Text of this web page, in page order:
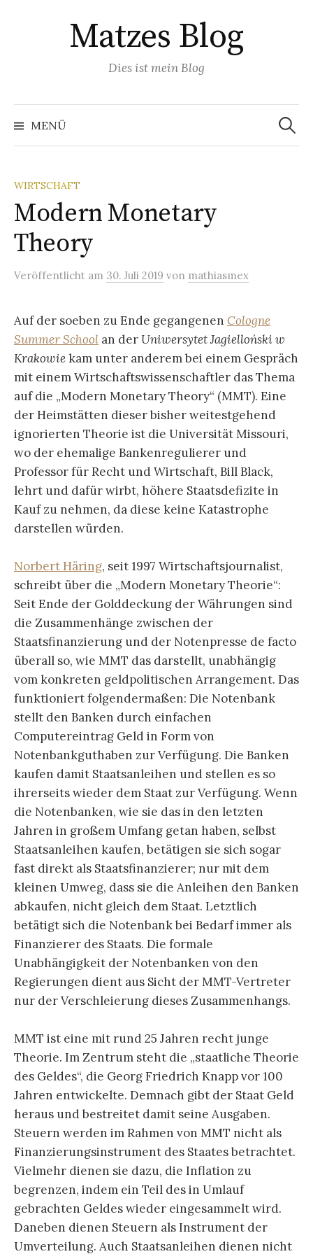
Matzes Blog
Dies ist mein Blog
MENÜ
Suchen
nach:
WIRTSCHAFT
Modern Monetary
Theory
Veröffentlicht am 30. Juli 2019 von mathiasmex
Auf der soeben zu Ende gegangenen Cologne
Summer School an der Uniwersytet Jagielloński w
Krakowiekam unter anderem bei einem Gespräch
mit einem Wirtschaftswissenschaftler das Thema
auf die „Modern Monetary Theory“ (MMT). Eine
der Heimstätten dieser bisher weitestgehend
ignorierten Theorie ist die Universität Missouri,
wo der ehemalige Bankenregulierer und
Professor für Recht und Wirtschaft, Bill Black,
lehrt und dafür wirbt, höhere Staatsdefizite in
Kauf zu nehmen, da diese keine Katastrophe
darstellen würden.
Norbert Häring, seit 1997 Wirtschaftsjournalist,
schreibt über die „Modern Monetary Theorie“:
Seit Ende der Golddeckung der Währungen sind
die Zusammenhänge zwischen der
Staatsfinanzierung und der Notenpresse de facto
überall so, wie MMT das darstellt, unabhängig
vom konkreten geldpolitischen Arrangement. Das
funktioniert folgendermaßen: Die Notenbank
stellt den Banken durch einfachen
Computereintrag Geld in Form von
Notenbankguthaben zur Verfügung. Die Banken
kaufen damit Staatsanleihen und stellen es so
ihrerseits wieder dem Staat zur Verfügung. Wenn
die Notenbanken, wie sie das in den letzten
Jahren in großem Umfang getan haben, selbst
Staatsanleihen kaufen, betätigen sie sich sogar
fast direkt als Staatsfinanzierer; nur mit dem
kleinen Umweg, dass sie die Anleihen den Banken
abkaufen, nicht gleich dem Staat. Letztlich
betätigt sich die Notenbank bei Bedarf immer als
Finanzierer des Staats. Die formale
Unabhängigkeit der Notenbanken von den
Regierungen dient aus Sicht der MMT-Vertreter
nur der Verschleierung dieses Zusammenhangs.
MMT ist eine mit rund 25 Jahren recht junge
Theorie. Im Zentrum steht die „staatliche Theorie
des Geldes“, die Georg Friedrich Knapp vor 100
Jahren entwickelte. Demnach gibt der Staat Geld
heraus und bestreitet damit seine Ausgaben.
Steuern werden im Rahmen von MMT nicht als
Finanzierungsinstrument des Staates betrachtet.
Vielmehr dienen sie dazu, die Inflation zu
begrenzen, indem ein Teil des in Umlauf
gebrachten Geldes wieder eingesammelt wird.
Daneben dienen Steuern als Instrument der
Umverteilung. Auch Staatsanleihen dienen nicht